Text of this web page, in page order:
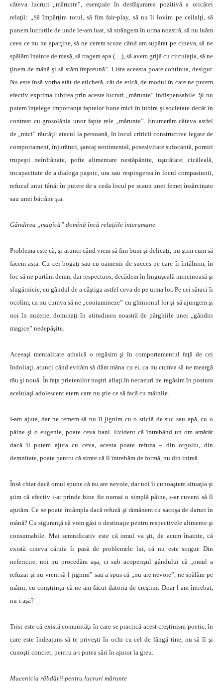
câteva lucruri „mărunte”, esenţiale în desfăşurarea pozitivă a oricărei
relaţii: „Să împărţim totul, să fim fair-play, să nu îi lovim pe ceilalţi, să
punem lucrurile de unde le-am luat, să strângem în urma noastră, să nu luăm
ceea ce nu ne aparţine, să ne cerem scuze când am supărat pe cineva, să ne
spălăm înainte de masă, să tragem apa (…), să avem grijă cu circulaţia, să ne
ţinem de mână şi să stăm împreună”. Lista aceasta poate continua, desigur.
Nu este însă vorba atât de etichetă, cât de etică, de modul în care ne putem
efectiv exprima iubirea prin aceste lucruri „mărunte” indispensabile. Şi nu
putem înţelege importanţa faptelor bune mici în iubire şi societate decât în
contrast cu grosolănia unor fapte rele „mărunte”. Enumerăm câteva astfel
de „mici” răutăţi: atacul la persoană, în locul criticii constructive legate de
comportament, înjurături, şantaj sentimental, posesivitate sufocantă, porniri
trupeşti neînfrânate, pofte alimentare nestăpânite, uşurătate, cicăleală,
incapacitate de a dialoga paşnic, ura sau respingerea în locul compasiunii,
refuzul unui tânăr în putere de a ceda locul pe scaun unei femei însărcinate
sau unei bătrâne ş.a.
Gândirea „magică” domină încă relaţiile interumane
Problema este că, şi atunci când vrem să fim buni şi delicaţi, nu ştim cum să
facem asta. Cu cei bogaţi sau cu oamenii de succes pe care îi întâlnim, în
loc să ne purtăm demn, dar respectuos, decădem în linguşeală mincinoasă şi
slugărnicie, cu gândul de a câştiga astfel ceva de pe urma lor. Pe cei săraci îi
ocolim, ca nu cumva să ne „contamineze” cu ghinionul lor şi să ajungem şi
noi în mizerie, dominaţi în atitudinea noastră de pârghiile unei „gândiri
magice” nedepăşite.
Aceeaşi mentalitate arhaică o regăsim şi în comportamentul faţă de cei
îndoliaţi, atunci când evităm să dăm mâna cu ei, ca nu cumva să ne meargă
rău şi nouă. În faţa prietenilor noştri aflaţi în necazuri ne regăsim în postura
aceluiaşi adolescent etern care nu ştie ce să facă cu mâinile.
I-am ajuta, dar ne temem să nu îi jignim cu o sticlă de suc sau apă, cu o
pâine şi o eugenie, poate ceva bani. Evident că întrebând un om amărât
dacă îl putem ajuta cu ceva, acesta poate refuza – din orgoliu, din
demnitate, poate pentru că simte că îl întrebăm de formă, nu din inimă.
Însă chiar dacă omul spune că nu are nevoie, dar noi îi cunoaştem situaţia şi
ştim că efectiv i-ar prinde bine fie numai o simplă pâine, s-ar cuveni să îl
ajutăm. Ce se poate întâmpla dacă refuză şi rămânem cu sacoşa de daruri în
mână? Cu siguranţă că vom găsi o destinaţie pentru respectivele alimente şi
consumabile. Mai semnificativ este că omul va şti, de acum înainte, că
există cineva căruia îi pasă de problemele lui, că nu este singur. Din
nefericire, noi nu procedăm aşa, ci sub acoperişul gândului că „omul a
refuzat şi nu vrem să-l jignim” sau a spus că „nu are nevoie”, ne spălăm pe
mâini, cu conştiinţa că ne-am făcut datoria de creştini. Doar l-am întrebat,
nu-i aşa?
Trist este că există comunităţi în care se practică acest creştinism poetic, în
care este îndeajuns să te priveşti în ochi cu cel de lângă tine, nu să îl şi
cunoşti concret, pentru a-i putea sări în ajutor la greu.
Mucenicia răbdării pentru lucruri mărunte